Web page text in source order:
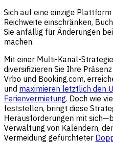
Sich auf eine einzige
Reichweite einschränken,
Sie anfällig für Änderungen
machen.
Mit einer Multi-Kanal-
diversifizieren Sie Ihre
Vrbo und Booking.com,
und maximieren letztlich den
Ferienvermietung. Doch wie
feststellen, bringt diese
Herausforderungen mit
Verwaltung von Kalendern,
Vermeidung gefürchteter